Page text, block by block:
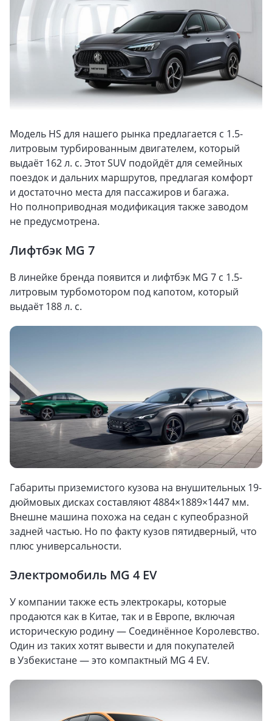
Модель HS для нашего рынка предлагается с 1.5-
литровым турбированным двигателем, который
выдаёт 162 л. с. Этот SUV подойдёт для семейных
поездок и дальних маршрутов, предлагая комфорт
и достаточно места для пассажиров и багажа.
Но полноприводная модификация также заводом
не предусмотрена.
Лифтбэк MG 7
В линейке бренда появится и лифтбэк MG 7 с 1.5-
литровым турбомотором под капотом, который
выдаёт 188 л. с.
Габариты приземистого кузова на внушительных 19-
дюймовых дисках составляют 4884×1889×1447 мм.
Внешне машина похожа на седан с купеобразной
задней частью. Но по факту кузов пятидверный, что
плюс универсальности.
Электромобиль MG 4 EV
У компании также есть электрокары, которые
продаются как в Китае, так и в Европе, включая
историческую родину — Соединённое Королевство.
Один из таких хотят вывести и для покупателей
в Узбекистане — это компактный MG 4 EV.